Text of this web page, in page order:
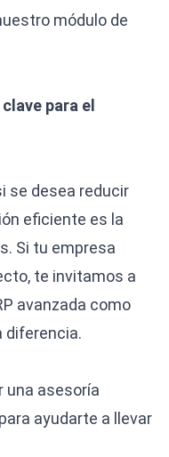
módulo de
para el
se desea reducir
eficiente es la
Si tu empresa
te invitamos a
avanzada como
diferencia.
una asesoría
ayudarte a llevar